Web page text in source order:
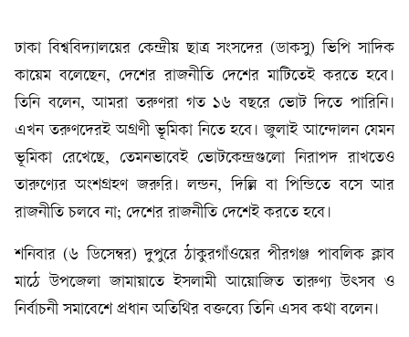
ঢাকা বিশ্ববিদ্যালয়ের কেন্দ্রীয় ছাত্র সংসদের (ডাকসু) ভিপি সাদিক
কায়েম বলেছেন, দেশের রাজনীতি দেশের মাটিতেই করতে হবে।
তিনি বলেন, আমরা তরুণরা গত ১৬ বছরে ভোট দিতে পারিনি।
এখন তরুণদেরই অগ্রণী ভূমিকা নিতে হবে। জুলাই আন্দোলন যেমন
ভূমিকা রেখেছে, তেমনভাবেই ভোটকেন্দ্রগুলো নিরাপদ রাখতেও
তারুণ্যের অংশগ্রহণ জরুরি। লন্ডন, দিল্লি বা পিন্ডিতে বসে আর
রাজনীতি চলবে না; দেশের রাজনীতি দেশেই করতে হবে।
শনিবার (৬ ডিসেম্বর) দুপুরে ঠাকুরগাঁওয়ের পীরগঞ্জ পাবলিক ক্লাব
মাঠে উপজেলা জামায়াতে ইসলামী আয়োজিত তারুণ্য উৎসব ও
নির্বাচনী সমাবেশে প্রধান অতিথির বক্তব্যে তিনি এসব কথা বলেন।